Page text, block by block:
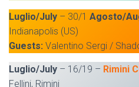
Luglio/July – 30/1 Agosto/
Indianapolis (US)
Guests: Valentino Sergi /
Luglio/July – 16/19 – Rimini
Fellini, Rimini